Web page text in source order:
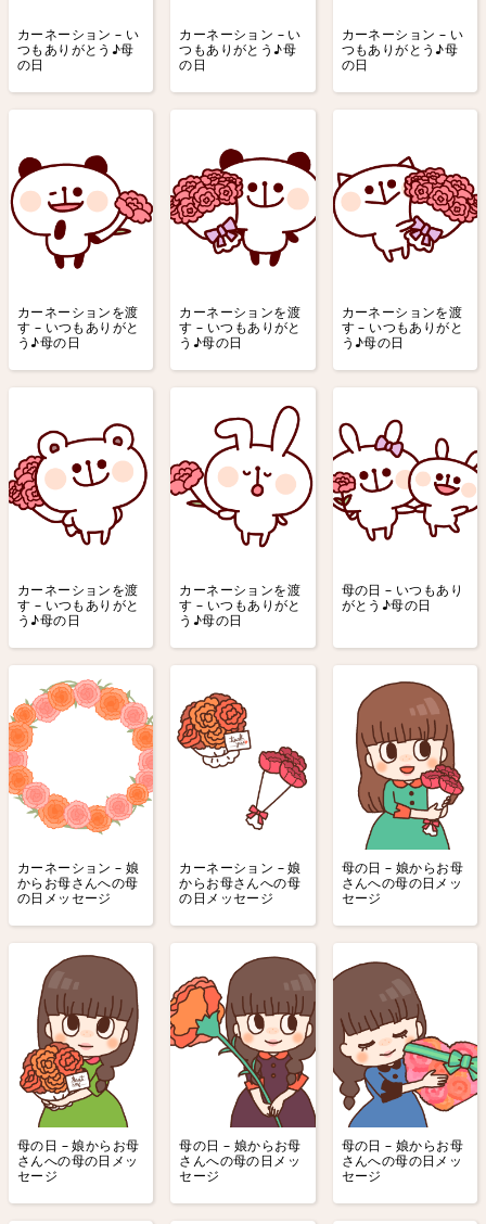
カーネーション – い
つもありがとう♪母
の日
カーネーション – い
つもありがとう♪母
の日
カーネーション – い
つもありがとう♪母
の日
カーネーションを渡
す – いつもありがと
う♪母の日
カーネーションを渡
す – いつもありがと
う♪母の日
カーネーションを渡
す – いつもありがと
う♪母の日
カーネーションを渡
す – いつもありがと
う♪母の日
カーネーションを渡
す – いつもありがと
う♪母の日
母の日 – いつもあり
がとう♪母の日
カーネーション – 娘
からお母さんへの母
の日メッセージ
カーネーション – 娘
からお母さんへの母
の日メッセージ
母の日 – 娘からお母
さんへの母の日メッ
セージ
母の日 – 娘からお母
さんへの母の日メッ
セージ
母の日 – 娘からお母
さんへの母の日メッ
セージ
母の日 – 娘からお母
さんへの母の日メッ
セージ